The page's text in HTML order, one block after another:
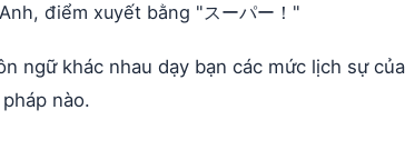
điểm xuyết bằng "スーパー！"
ngữ khác nhau dạy bạn các mức lịch sự của
nào.